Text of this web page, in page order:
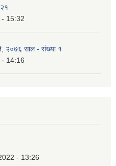
15:32
२०७६ साल - संख्या १
14:16
- 13:26